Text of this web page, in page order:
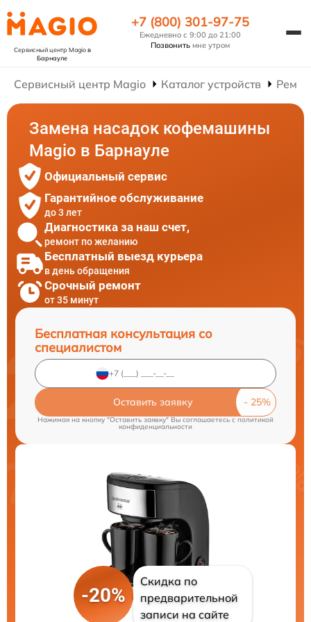
Сервисный центр Magioв
Барнауле
+7 (800) 301-97-75
Ежедневно с 9:00 до 21:00
Позвонить мне утром
Сервисный центр Magio Каталог устройств
Замена насадок кофемашины
Magio в Барнауле
Официальный сервис
Гарантийное обслуживание
до 3 лет
Диагностика за наш счет,
ремонт по желанию
Бесплатный выезд курьера
в день обращения
Срочный ремонт
от 35 минут
Бесплатная консультация со
специалистом
Оставить заявку
Нажимая на кнопку "Оставить заявку" Вы соглашаетесь cполитикой
конфиденциальности
-20%
Скидка по
предварительной
записи на сайте